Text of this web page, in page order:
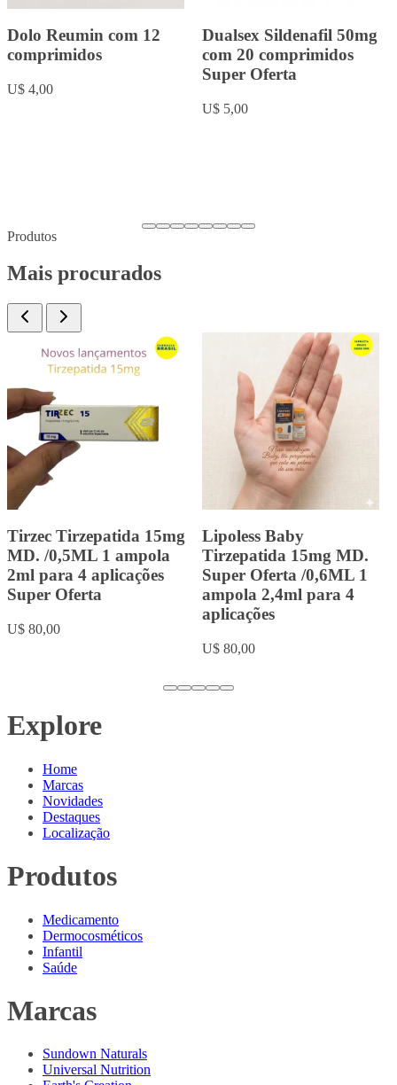
Rowachol com 50
cápsulas.
U$ 9,00
Fluoxetina 20mg com 20
comprimidos
…
Produtos
Mais procurados
Landerlan Gold Testenat
Depot Enantato de
Testosterona 250mg com
10ml
U$ 18,00
Landerlan Gold
Durateston com 10ml
U$ 20,00
Explore
Home
Marcas
Novidades
Destaques
Localização
Produtos
Medicamento
Dermocosméticos
Infantil
Saúde
Marcas
Sundown Naturals
Universal Nutrition